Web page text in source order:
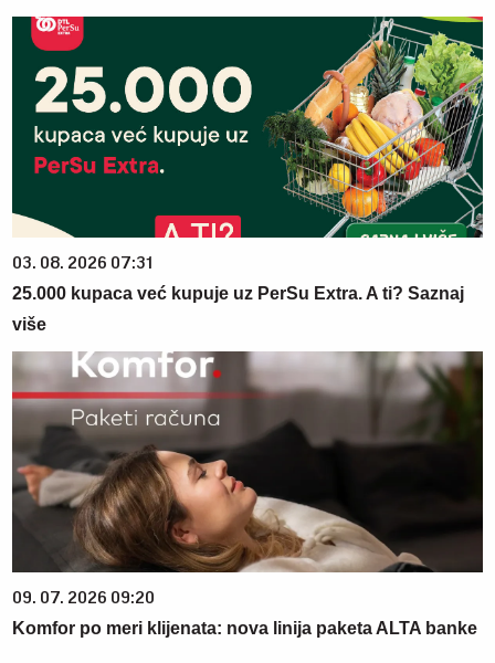
03. 08. 2026 07:31
25.000 kupaca već kupuje uz PerSu Extra. A ti? Saznaj
više
09. 07. 2026 09:20
Komfor po meri klijenata: nova linija paketa ALTA banke